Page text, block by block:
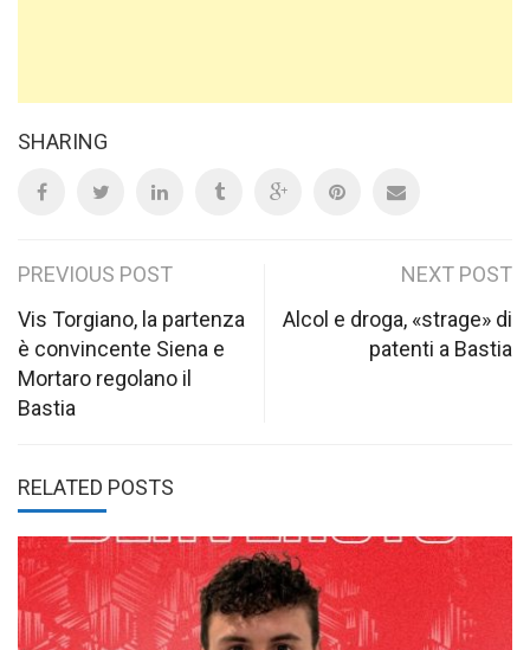
SHARING
Post
navigation
PREVIOUS POST
Vis Torgiano, la partenza
è convincente Siena e
Mortaro regolano il
Bastia
NEXT POST
Alcol e droga, «strage» di
patenti a Bastia
RELATED POSTS